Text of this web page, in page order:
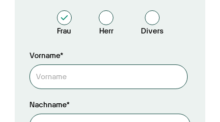
Frau Herr Divers
Vorname*
Nachname*